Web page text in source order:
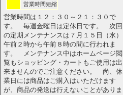
営業時間短縮
営業時間は１２：３０～２１：３０で
す。 毎週金曜日は定休日です。 次回
の定期メンテナンスは７月１５日（水）
午前２時から午前８時の間に行われま
す。 メンテナンス中はホームページ閲
覧もショッピング・カートもご使用は出
来ませんのでご注意ください。 尚、休
業日には商品はご購入はいただけます
が、商品の発送は行えないことがありま